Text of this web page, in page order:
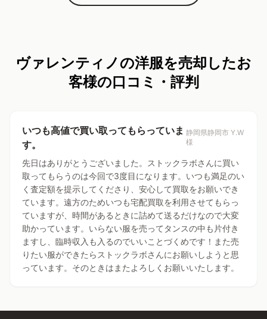
ヴァレンティノの洋服を売却したお
客様の口コミ・評判
いつも高値で買い取ってもらっていま
す。
静岡県静岡市 Y.W
様
先日はありがとうございました。ストックラボさんに買い
取ってもらうのは今回で3度目になります。いつも満足のい
く査定額を提示してくださり、安心して買取をお願いでき
ています。遠方のためいつも宅配買取を利用させてもらっ
ていますが、時間があるときに詰めて送るだけなので大変
助かっています。いらない服を売ってタンスの中も片付き
ますし、臨時収入も入るのでいいことづくめです！また売
りたい服ができたらストックラボさんにお願いしようと思
っています。そのときはまたよろしくお願いいたします。